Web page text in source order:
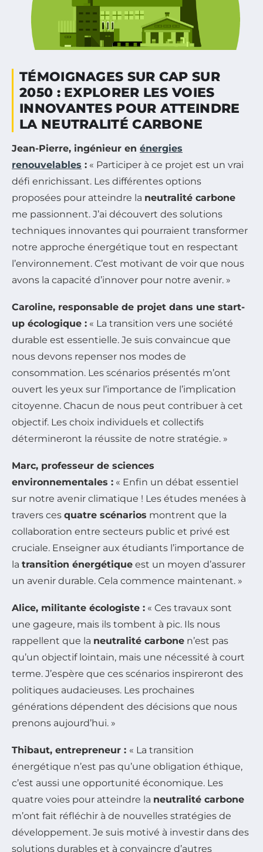
TÉMOIGNAGES SUR CAP SUR
2050 : EXPLORER LES VOIES
INNOVANTES POUR ATTEINDRE
LA NEUTRALITÉ CARBONE
Jean-Pierre, ingénieur en énergies
renouvelables : « Participer à ce projet est un vrai
défi enrichissant. Les différentes options
proposées pour atteindre la neutralité carbone
me passionnent. J’ai découvert des solutions
techniques innovantes qui pourraient transformer
notre approche énergétique tout en respectant
l’environnement. C’est motivant de voir que nous
avons la capacité d’innover pour notre avenir. »
Caroline, responsable de projet dans une start-
up écologique : « La transition vers une société
durable est essentielle. Je suis convaincue que
nous devons repenser nos modes de
consommation. Les scénarios présentés m’ont
ouvert les yeux sur l’importance de l’implication
citoyenne. Chacun de nous peut contribuer à cet
objectif. Les choix individuels et collectifs
détermineront la réussite de notre stratégie. »
Marc, professeur de sciences
environnementales : « Enfin un débat essentiel
sur notre avenir climatique ! Les études menées à
travers ces quatre scénarios montrent que la
collaboration entre secteurs public et privé est
cruciale. Enseigner aux étudiants l’importance de
la transition énergétique est un moyen d’assurer
un avenir durable. Cela commence maintenant. »
Alice, militante écologiste : « Ces travaux sont
une gageure, mais ils tombent à pic. Ils nous
rappellent que la neutralité carbone n’est pas
qu’un objectif lointain, mais une nécessité à court
terme. J’espère que ces scénarios inspireront des
politiques audacieuses. Les prochaines
générations dépendent des décisions que nous
prenons aujourd’hui. »
Thibaut, entrepreneur : « La transition
énergétique n’est pas qu’une obligation éthique,
c’est aussi une opportunité économique. Les
quatre voies pour atteindre la neutralité carbone
m’ont fait réfléchir à de nouvelles stratégies de
développement. Je suis motivé à investir dans des
solutions durables et à convaincre d’autres